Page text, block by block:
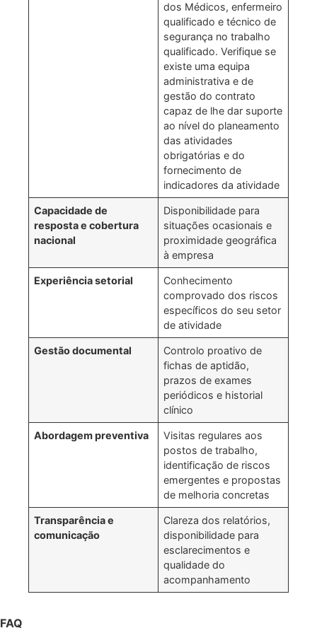
dos Médicos, enfermeiro
qualificado e técnico de
segurança no trabalho
qualificado. Verifique se
existe uma equipa
administrativa e de
gestão do contrato
capaz de lhe dar suporte
ao nível do planeamento
das atividades
obrigatórias e do
fornecimento de
indicadores da atividade
Capacidade de
resposta e cobertura
nacional
Disponibilidade para
situações ocasionais e
proximidade geográfica
à empresa
Experiência setorial
Conhecimento
comprovado dos riscos
específicos do seu setor
de atividade
Gestão documental
Controlo proativo de
fichas de aptidão,
prazos de exames
periódicos e historial
clínico
Abordagem preventiva
Visitas regulares aos
postos de trabalho,
identificação de riscos
emergentes e propostas
de melhoria concretas
Transparência e
comunicação
Clareza dos relatórios,
disponibilidade para
esclarecimentos e
qualidade do
acompanhamento
FAQ